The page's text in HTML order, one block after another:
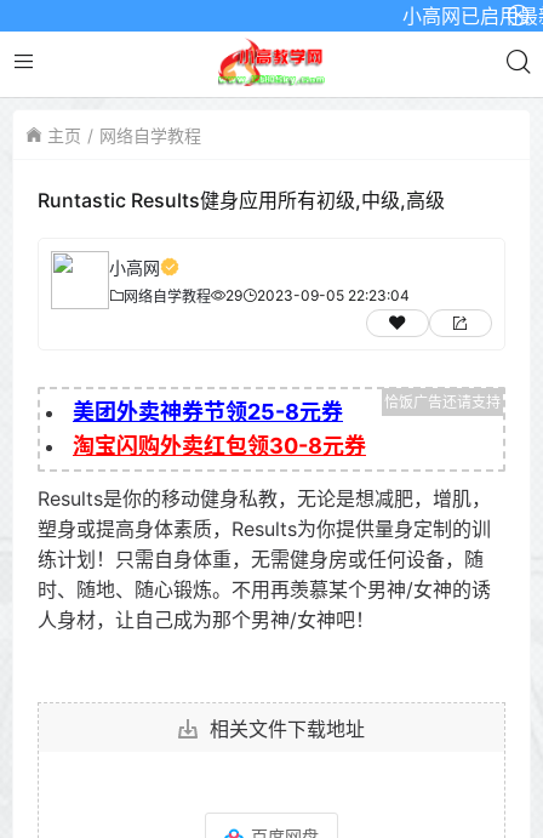
小高网已启用最
主页 网络自学教程
Runtastic Results健身应用所有初级,中级,高级
小高网
网络自学教程 29 2023-09-05 22:23:04
美团外卖神券节领25-8元券
淘宝闪购外卖红包领30-8元券
Results是你的移动健身私教，无论是想减肥，增肌，
塑身或提高身体素质，Results为你提供量身定制的训
练计划！只需自身体重，无需健身房或任何设备，随
时、随地、随心锻炼。不用再羡慕某个男神/女神的诱
人身材，让自己成为那个男神/女神吧！
相关文件下载地址